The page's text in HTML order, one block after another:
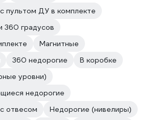
пультом ДУ в комплекте
360 градусов
Магнитные
360 недорогие
В коробке
уровни)
недорогие
отвесом
Недорогие (нивелиры)